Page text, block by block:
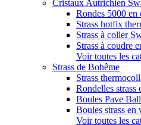
Cristaux Autrichien
Rondes 5000
Strass hotfix
Strass à coller
Strass à coudre
Voir toutes les
Strass de Bohême
Strass
Rondelles strass
Boules Pave
Boules strass en
Voir toutes les